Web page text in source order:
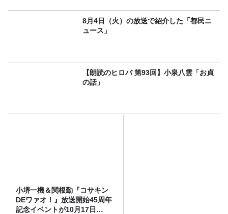
8月4日（火）の放送で紹介した「都民ニ
ュース」
【朗読のヒロバ 第93回】小泉八雲「お貞
の話」
小堺一機＆関根勤『コサキン
DEワァオ！』放送開始45周年
記念イベントが10月17日